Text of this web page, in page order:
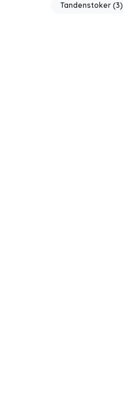
Tandenstoker (3)